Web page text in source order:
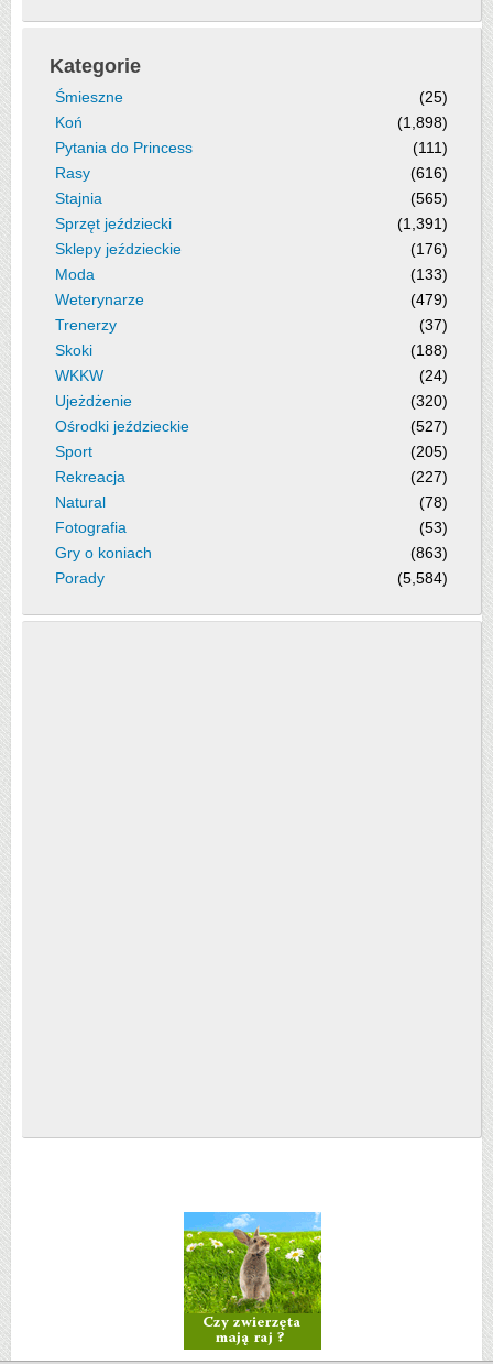
Kategorie
Śmieszne
(25)
Koń
(1,898)
Pytania do Princess
(111)
Rasy
(616)
Stajnia
(565)
Sprzęt jeździecki
(1,391)
Sklepy jeździeckie
(176)
Moda
(133)
Weterynarze
(479)
Trenerzy
(37)
Skoki
(188)
WKKW
(24)
Ujeżdżenie
(320)
Ośrodki jeździeckie
(527)
Sport
(205)
Rekreacja
(227)
Natural
(78)
Fotografia
(53)
Gry o koniach
(863)
Porady
(5,584)